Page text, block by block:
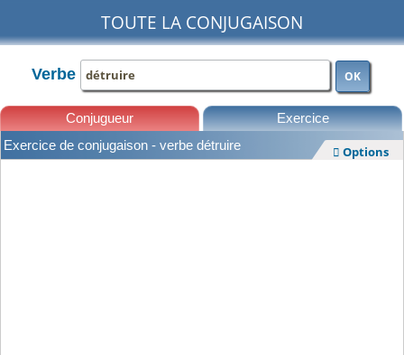
TOUTE LA CONJUGAISON
Verbe OK
Conjugueur Exercice
Exercice de conjugaison - verbe détruire  Options